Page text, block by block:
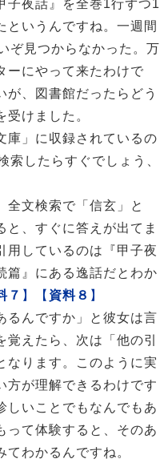
子夜話』を全巻1行ずつ1
というんですね。一週間
ぞ見つからなかった。万
ーにやって来たわけで
が、図書館だったらどう
けました。
」に収録されているの
したらすぐでしょう、
文検索で「信玄」と
と、すぐに答えが出てま
用しているのは『甲子夜
篇』にある逸話だとわか
７ 】 【 資料８ 】
んですか」と彼女は言
えたら、次は「他の引
なります。このように実
方が理解できるわけです
しいことでもなんでもあ
って体験すると、そのあ
わかるんですね。